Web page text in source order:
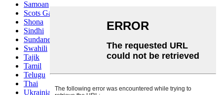
Samoan
Scots Gaelic
Shona
Sindhi
Sundanese
Swahili
Tajik
Tamil
Telugu
Thai
Ukrainian